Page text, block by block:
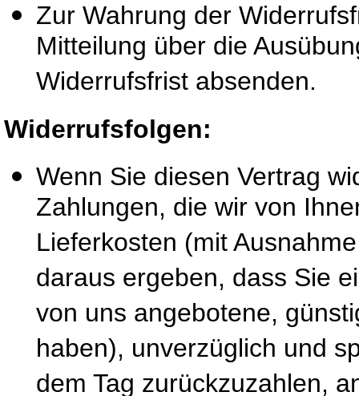
Zur Wahrung der
Mitteilung über die
Widerrufsfrist absenden.
Widerrufsfolgen:
Wenn Sie diesen Vertrag
Zahlungen, die wir von
Lieferkosten (mit
daraus ergeben, dass Sie
von uns angebotene,
haben), unverzüglich und
dem Tag zurückzuzahlen,